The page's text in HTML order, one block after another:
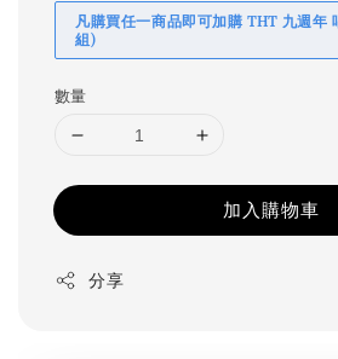
凡購買任一商品即可加購 THT 九週年
組)
數量
加入購物車
分享